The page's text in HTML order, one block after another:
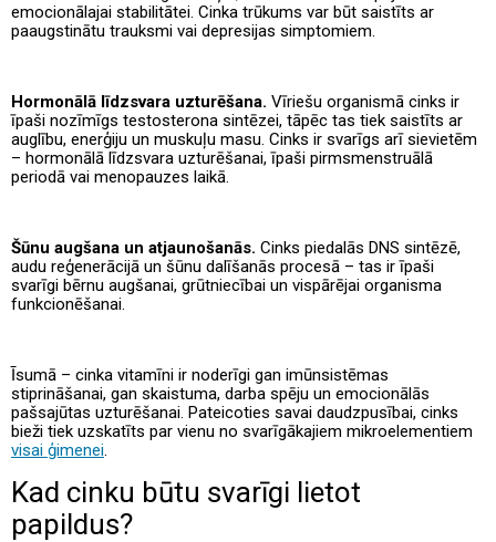
emocionālajai stabilitātei. Cinka trūkums var būt saistīts ar
paaugstinātu trauksmi vai depresijas simptomiem.
Hormonālā līdzsvara uzturēšana. Vīriešu organismā cinks ir
īpaši nozīmīgs testosterona sintēzei, tāpēc tas tiek saistīts ar
auglību, enerģiju un muskuļu masu. Cinks ir svarīgs arī sievietēm
– hormonālā līdzsvara uzturēšanai, īpaši pirmsmenstruālā
periodā vai menopauzes laikā.
Šūnu augšana un atjaunošanās. Cinks piedalās DNS sintēzē,
audu reģenerācijā un šūnu dalīšanās procesā – tas ir īpaši
svarīgi bērnu augšanai, grūtniecībai un vispārējai organisma
funkcionēšanai.
Īsumā – cinka vitamīni ir noderīgi gan imūnsistēmas
stiprināšanai, gan skaistuma, darba spēju un emocionālās
pašsajūtas uzturēšanai. Pateicoties savai daudzpusībai, cinks
bieži tiek uzskatīts par vienu no svarīgākajiem mikroelementiem
visai ģimenei
Kad cinku būtu svarīgi lietot
papildus?